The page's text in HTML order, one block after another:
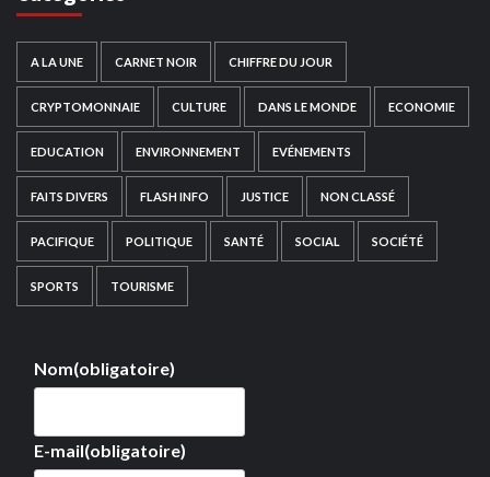
A LA UNE CARNET NOIR CHIFFRE DU JOUR
CRYPTOMONNAIE CULTURE DANS LE MONDE ECONOMIE
EDUCATION ENVIRONNEMENT EVÉNEMENTS
FAITS DIVERS FLASH INFO JUSTICE NON CLASSÉ
PACIFIQUE POLITIQUE SANTÉ SOCIAL SOCIÉTÉ
SPORTS TOURISME
Nom(obligatoire)
E-mail(obligatoire)